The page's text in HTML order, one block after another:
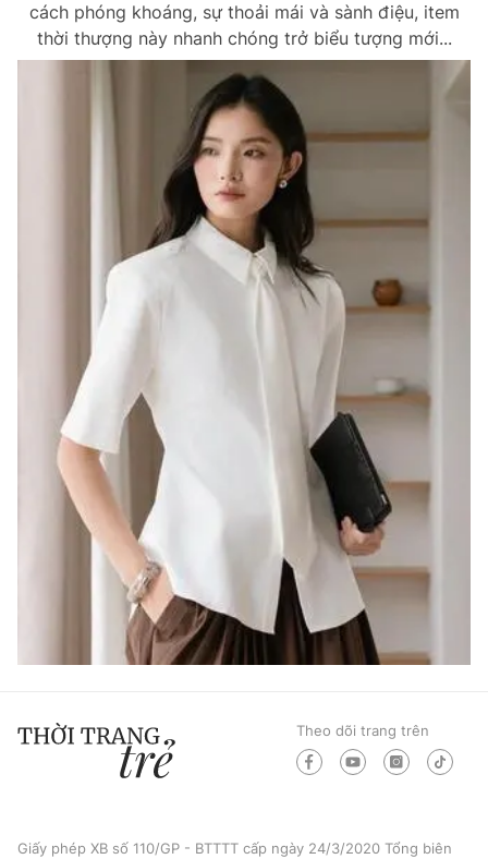
cách phóng khoáng, sự thoải mái và sành điệu, item
thời thượng này nhanh chóng trở biểu tượng mới...
Theo dõi trang trên
Giấy phép XB số 110/GP - BTTTT cấp ngày 24/3/2020 Tổng biên